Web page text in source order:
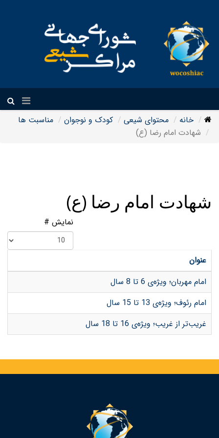
خانه محتوای شیعی کودک و نوجوان
مناسبت ها
شهادت امام رضا (ع)
شهادت امام رضا (ع)
نمایش #
عنوان
امام مهربان؛ ویژه‌ی 6 تا 8 سال
امام رئوف؛ ویژه‌ی 13 تا 15 سال
غریب‌تر از غریب؛ ویژه‌ی 16 تا 18 سال